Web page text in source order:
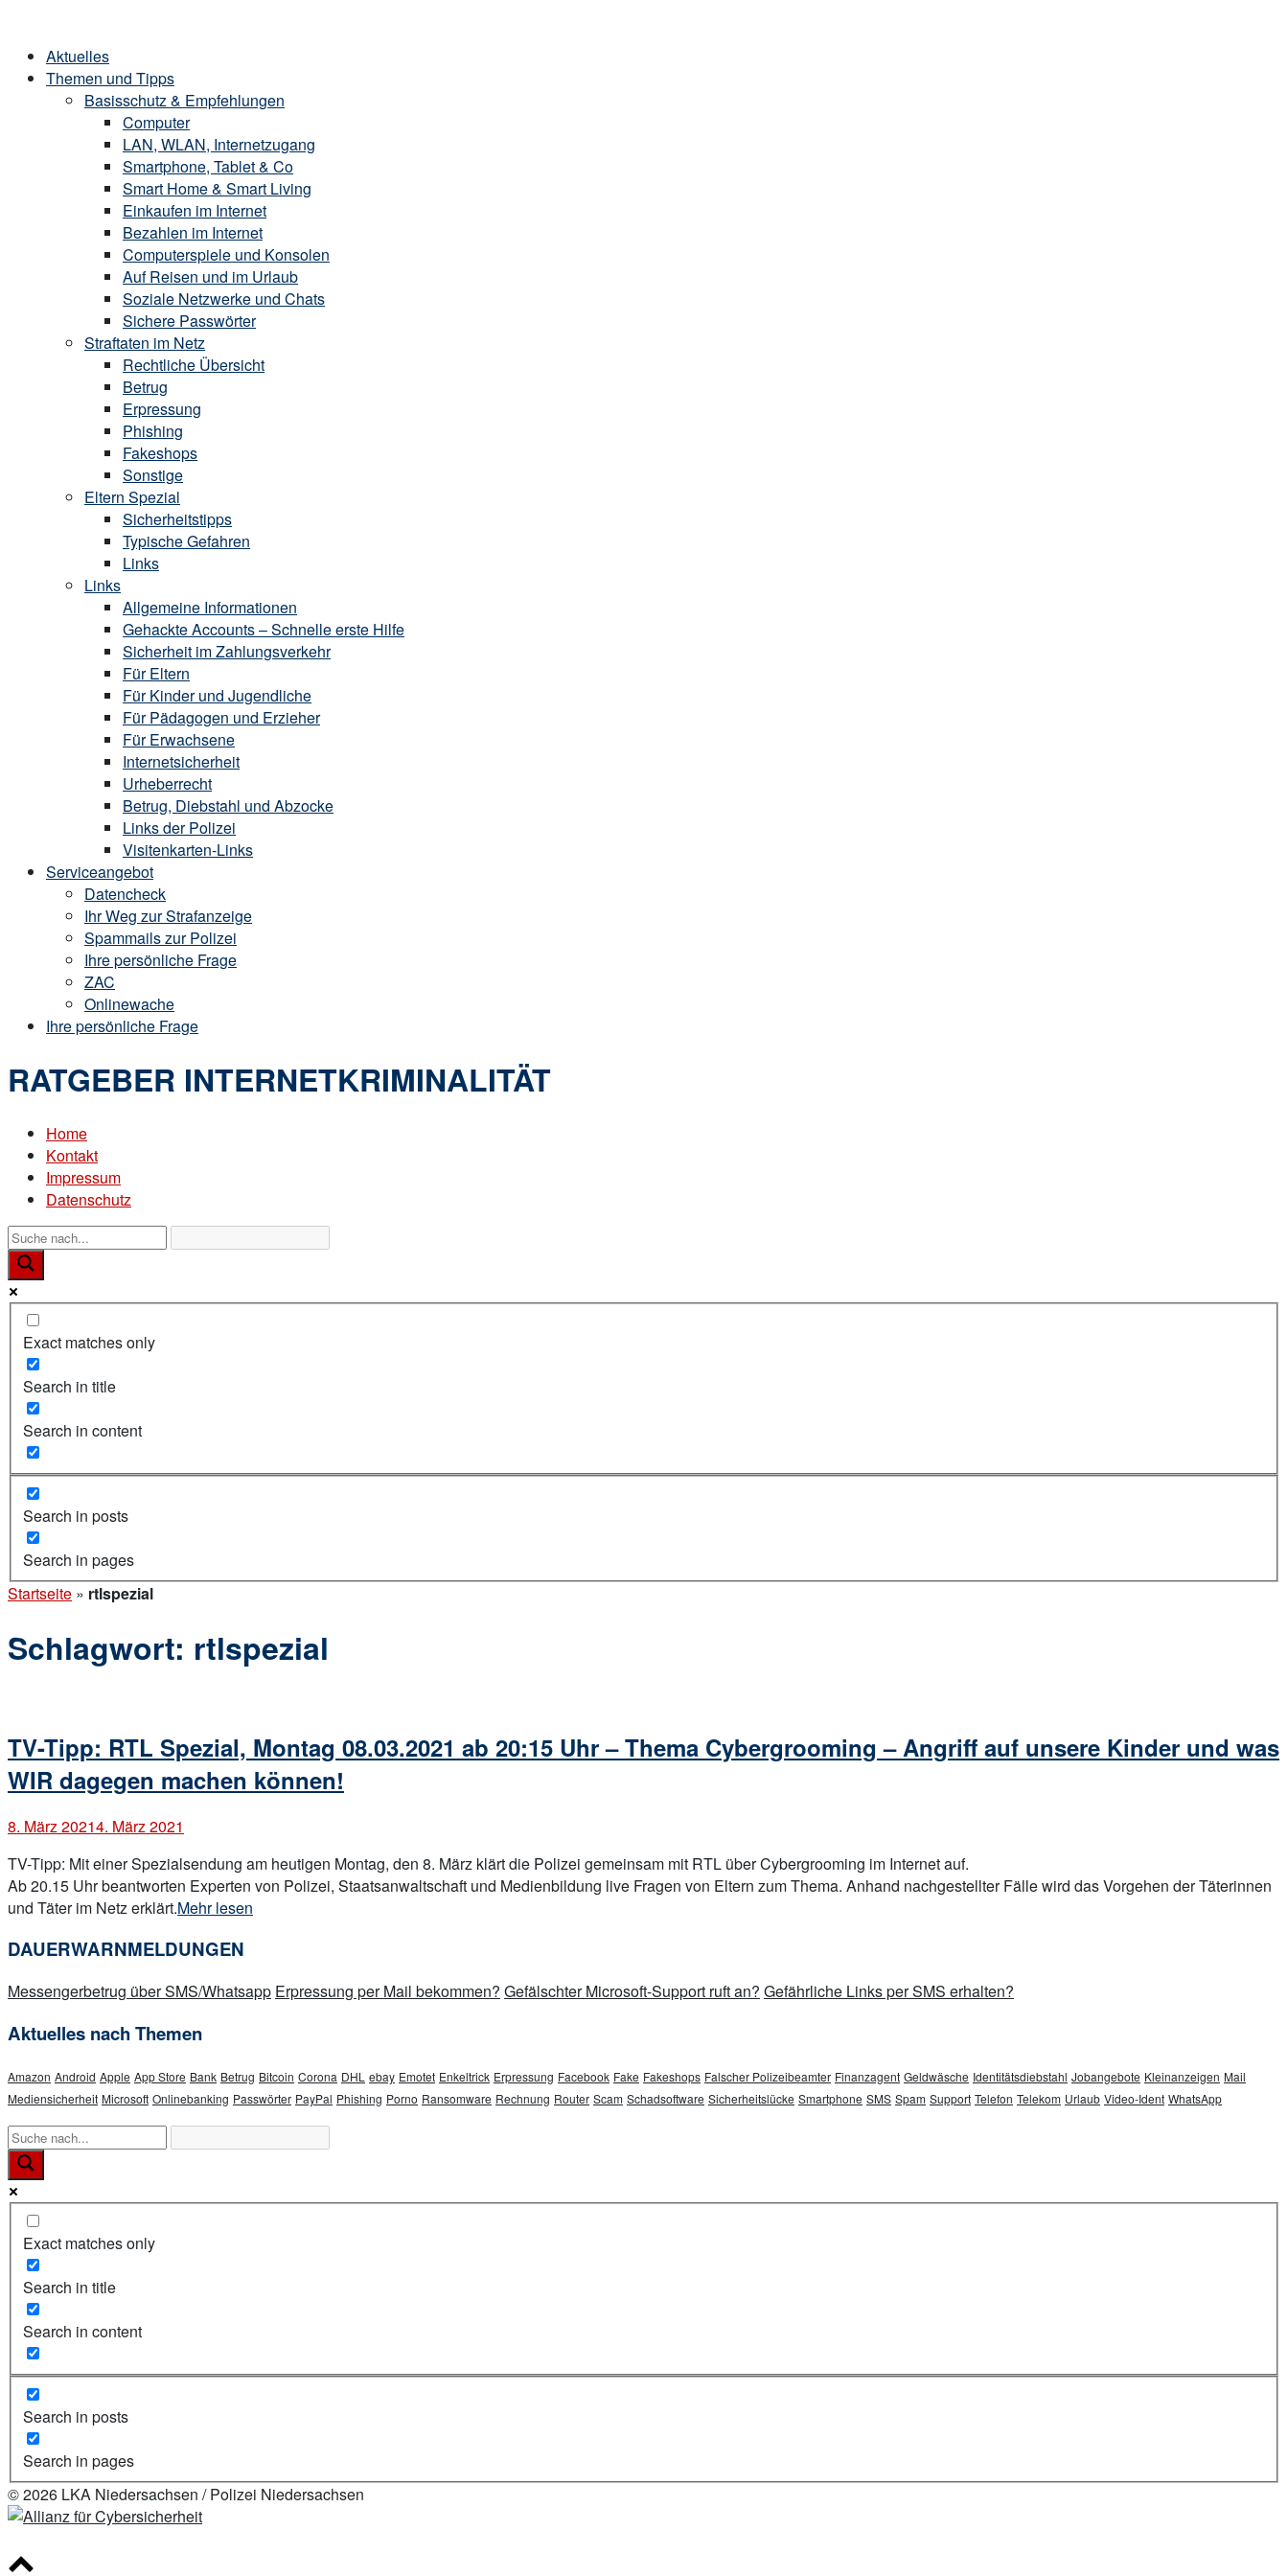
content
Menu Aktuelles
Themen und Tipps
Basisschutz & Empfehlungen
Computer
LAN, WLAN, Internetzugang
Smartphone, Tablet & Co
Smart Home & Smart Living
Einkaufen im Internet
Bezahlen im Internet
Computerspiele und Konsolen
Auf Reisen und im Urlaub
Soziale Netzwerke und Chats
Sichere Passwörter
Straftaten im Netz
Rechtliche Übersicht
Betrug
Erpressung
Phishing
Fakeshops
Sonstige
Eltern Spezial
Sicherheitstipps
Typische Gefahren
Links
Links
Allgemeine Informationen
Gehackte Accounts – Schnelle erste Hilfe
Sicherheit im Zahlungsverkehr
Für Eltern
Für Kinder und Jugendliche
Für Pädagogen und Erzieher
Für Erwachsene
Internetsicherheit
Urheberrecht
Betrug, Diebstahl und Abzocke
Links der Polizei
Visitenkarten-Links
Serviceangebot
Datencheck
Ihr Weg zur Strafanzeige
Spammails zur Polizei
Ihre persönliche Frage
ZAC
Onlinewache
Ihre persönliche Frage
RATGEBER INTERNETKRIMINALITÄT
Home
Kontakt
Impressum
Datenschutz
Exact matches only
Search in title
Search in content
Search in posts
Search in pages
Startseite » rtlspezial
Schlagwort: rtlspezial
TV-Tipp: RTL Spezial, Montag 08.03.2021 ab 20:15 Uhr – Thema Cybergrooming – Angriff auf unsere Kinder und was
WIR dagegen machen können!
8. März 20214. März 2021
TV-Tipp: Mit einer Spezialsendung am heutigen Montag, den 8. März klärt die Polizei gemeinsam mit RTL über Cybergrooming im Internet auf.
Ab 20.15 Uhr beantworten Experten von Polizei, Staatsanwaltschaft und Medienbildung live Fragen von Eltern zum Thema. Anhand nachgestellter Fälle wird das Vorgehen der Täterinnen
und Täter im Netz erklärt.„TV-
RTL
Montag
ab
Uhr
–
Thema
Cybergrooming
machen
Mehr lesen
DAUERWARNMELDUNGEN
Messengerbetrug über SMS/Whatsapp Erpressung per Mail bekommen? Gefälschter Microsoft-Support ruft an? Gefährliche Links per SMS erhalten?
Aktuelles nach Themen
Amazon Android Apple App Store Bank Betrug Bitcoin Corona DHL ebay Emotet Enkeltrick Erpressung Facebook Fake Fakeshops Falscher Polizeibeamter Finanzagent Geldwäsche Identitätsdiebstahl Jobangebote Kleinanzeigen Mail
Mediensicherheit Microsoft Onlinebanking Passwörter PayPal Phishing Porno Ransomware Rechnung Router Scam Schadsoftware Sicherheitslücke Smartphone SMS Spam Support Telefon Telekom Urlaub Video-Ident WhatsApp
Exact matches only
Search in title
Search in content
Search in posts
Search in pages
© 2026 LKA Niedersachsen / Polizei Niedersachsen
Scroll